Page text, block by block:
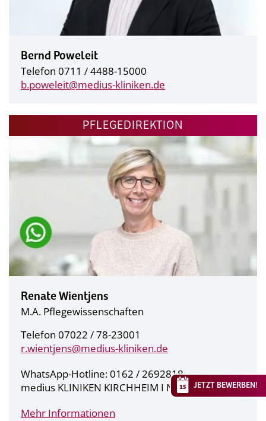
Bernd Poweleit
Telefon 0711 / 4488-15000
b.poweleit@medius-kliniken.de
PFLEGEDIREKTION
Renate Wientjens
M.A. Pflegewissenschaften
Telefon 07022 / 78-23001
r.wientjens@medius-kliniken.de
WhatsApp-Hotline: 0162 / 2692818
medius KLINIKEN KIRCHHEIM I NÜRTINGEN
Mehr Informationen
JETZT BEWERBEN!